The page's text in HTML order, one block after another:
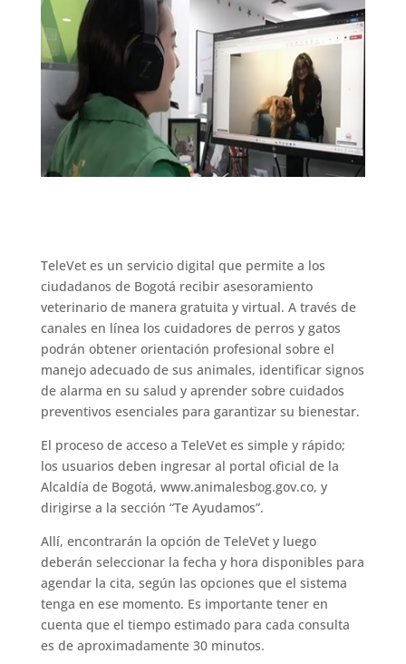
TeleVet es un servicio digital que permite a los
ciudadanos de Bogotá recibir asesoramiento
veterinario de manera gratuita y virtual. A través de
canales en línea los cuidadores de perros y gatos
podrán obtener orientación profesional sobre el
manejo adecuado de sus animales, identificar signos
de alarma en su salud y aprender sobre cuidados
preventivos esenciales para garantizar su bienestar.
El proceso de acceso a TeleVet es simple y rápido;
los usuarios deben ingresar al portal oficial de la
Alcaldía de Bogotá, www.animalesbog.gov.co, y
dirigirse a la sección “Te Ayudamos”.
Allí, encontrarán la opción de TeleVet y luego
deberán seleccionar la fecha y hora disponibles para
agendar la cita, según las opciones que el sistema
tenga en ese momento. Es importante tener en
cuenta que el tiempo estimado para cada consulta
es de aproximadamente 30 minutos.